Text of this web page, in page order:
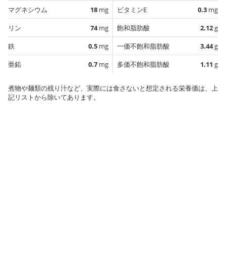
マグネシウム
18 mg
リン
74mg
鉄
0.5 mg
亜鉛
0.7 mg
ビタミンE
0.3 mg
飽和脂肪酸
2.12g
一価不飽和脂肪酸
3.44g
多価不飽和脂肪酸
1.11 g
煮物や麺類の残り汁など、実際には食さないと想定される栄養価は、上
記リストから除いてあります。